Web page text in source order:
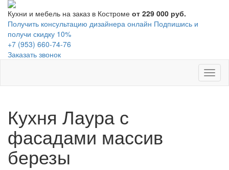
Кухни и мебель на заказ в Костроме от 229 000 руб.
Получить консультацию дизайнера онлайн Подпишись и
получи скидку 10%
+7 (953) 660-74-76
Заказать звонок
Кухня Лаура с
фасадами массив
березы